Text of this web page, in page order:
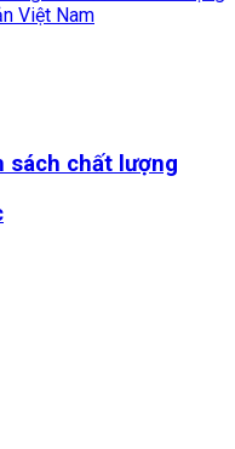
Việt Nam
sách chất lượng